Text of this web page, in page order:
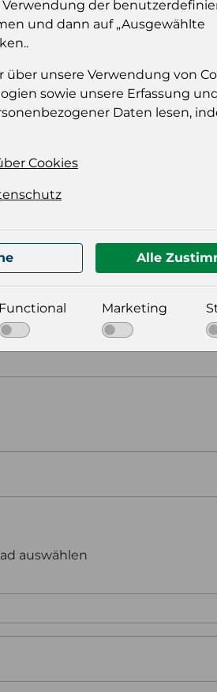
Sie müssen
aus
auswählen
Verwendung der
und dann auf „Ausgewählte
über unsere Verwendung von
sowie unsere Erfassung
Daten lesen,
Cookies
Alle
Functional Marketing